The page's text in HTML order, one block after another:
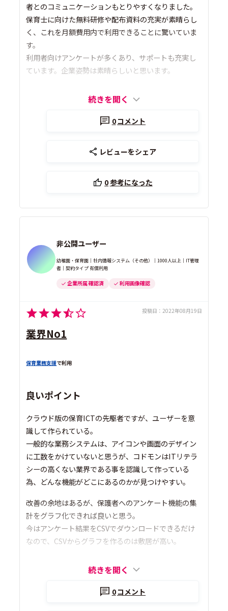
者とのコミュニケーションもとりやすくなりました。
保育士に向けた無料研修や配布資料の充実が素晴らし
く、これを月額費用内で利用できることに驚いていま
す。
利用者向けアンケートが多くあり、サポートも充実し
ています。企業姿勢は素晴らしいと思います。
続きを開く
0コメント
レビューをシェア
0参考になった
非公開ユーザー
幼稚園・保育園｜社内情報システム（その他）｜1000人以上｜IT管理
者｜契約タイプ 有償利用
企業所属 確認済 利用画像確認
投稿日： 2022年08月19日
業界No1
保育業務支援で利用
良いポイント
クラウド版の保育ICTの先駆者ですが、ユーザーを意
識して作られている。
一般的な業務システムは、アイコンや画面のデザイン
に工数をかけていないと思うが、コドモンはITリテラ
シーの高くない業界である事を認識して作っている
為、どんな機能がどこにあるのかが見つけやすい。
改善の余地はあるが、保護者へのアンケート機能の集
計をグラフ化できれば良いと思う。
今はアンケート結果をCSVでダウンロードできるだけ
なので、CSVからグラフを作るのは敷居が高い。
続きを開く
0コメント